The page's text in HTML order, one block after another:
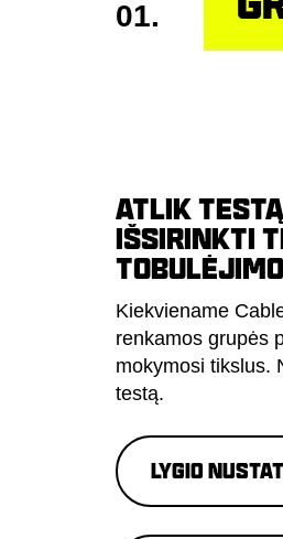
01.
ATLIK
IŠSIRINKTI
Kiekviename
renkamos grupės
mokymosi tikslus.
testą.
LYGIO